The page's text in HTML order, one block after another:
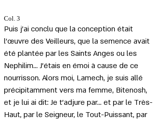
Col. 3
Puis j'ai conclu que la conception était
l'œuvre des Veilleurs, que la semence avait
été plantée par les Saints Anges ou les
Nephilim... J'étais en émoi à cause de ce
nourrisson. Alors moi, Lamech, je suis allé
précipitamment vers ma femme, Bitenosh,
et je lui ai dit: Je t'adjure par... et par le Très-
Haut, par le Seigneur, le Tout-Puissant, par